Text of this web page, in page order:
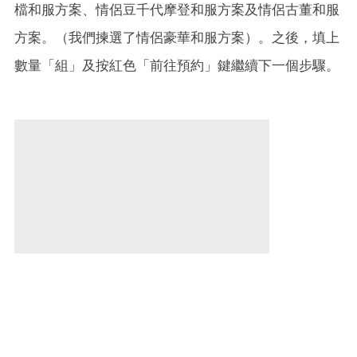
檔和服方案、情侶豆千代摩登和服方案及情侶古董和服
方案。（我們揀選了情侶豪華和服方案）。之後，填上
數量「組」及按紅色「前往預約」鍵繼續下一個步驟。